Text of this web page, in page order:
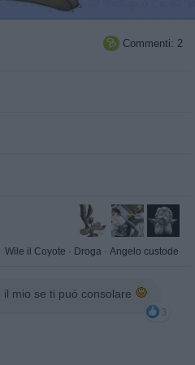
 Commenti: 2
Wile il Coyote · Droga · Angelo custode
il mio se ti può consolare
3